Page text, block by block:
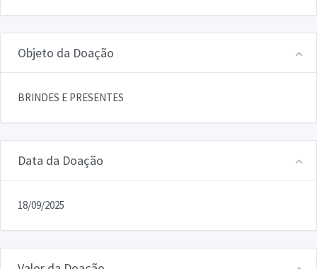
Objeto da Doação
BRINDES E PRESENTES
Data da Doação
18/09/2025